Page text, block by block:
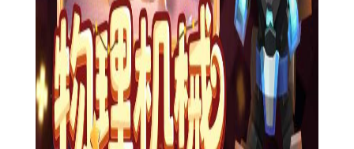
具和武器，提高生存能力。
2. 探索与发现：多去探索游戏中的未知区域，可能会发现隐
藏的宝藏或新的资源。
3. 合作与交流：与其他玩家合作建造可以更快地完成任务和
探索，同时也能增加游戏的乐趣。
4. 注意安全：在探险和战斗时要注意安全，合理使用武器和